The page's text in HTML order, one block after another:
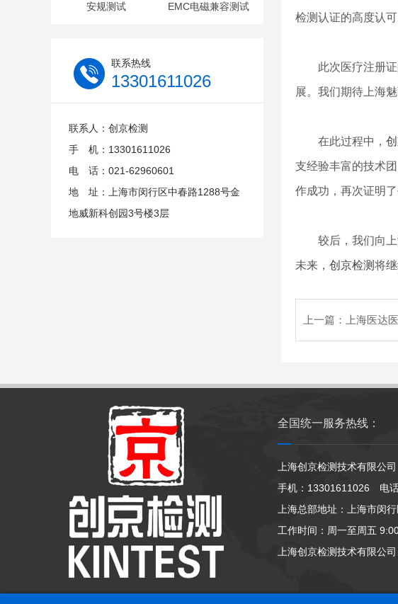
安规测试 EMC电磁兼容测试
联系热线
13301611026
联系人：创京检测
手 机：13301611026
电 话：021-62960601
地 址：上海市闵行区中春路1288号金
地威新科创园3号楼3层
检测认证的高度认
此次医疗注册
展。我们期待上海
在此过程中，
支经验丰富的技术
作成功，再次证明了
较后，我们向
未来， 创京检测将
上一篇： 上海医达
全国统一服务热线：
上海创京检测技术有限公司
手机：13301611026 电
上海总部地址：上海市闵
工作时间：周一至周五
上海创京检测技术有限公司